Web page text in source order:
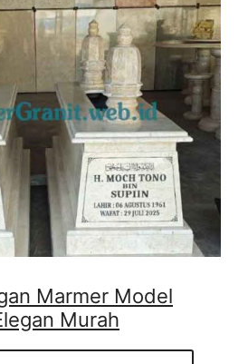
Marmer Model
Murah